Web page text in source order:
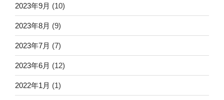
2023年9月 (10)
2023年8月 (9)
2023年7月 (7)
2023年6月 (12)
2022年1月 (1)